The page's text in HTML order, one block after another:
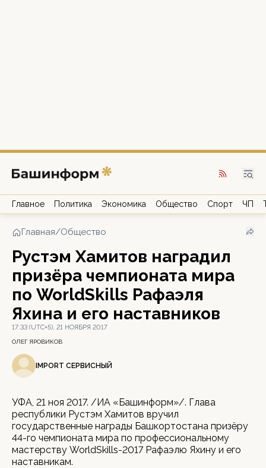
Главное Политика Экономика Общество Спорт ЧП
Главная/Общество
Рустэм Хамитов наградил
призёра чемпионата мира
по WorldSkills Рафаэля
Яхина и его наставников
17:33 (UTC+5), 21 НОЯБРЯ 2017
ОЛЕГ ЯРОВИКОВ
IMPORT СЕРВИСНЫЙ
УФА, 21 ноя 2017. /ИА «Башинформ»/. Глава
республики Рустэм Хамитов вручил
государственные награды Башкортостана призёру
44-го чемпионата мира по профессиональному
мастерству WorldSkills-2017 Рафаэлю Яхину и его
наставникам.